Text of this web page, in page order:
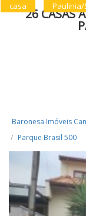
casa Paulinia/
26 CASAS
Baronesa Imóveis
Parque Brasil 500